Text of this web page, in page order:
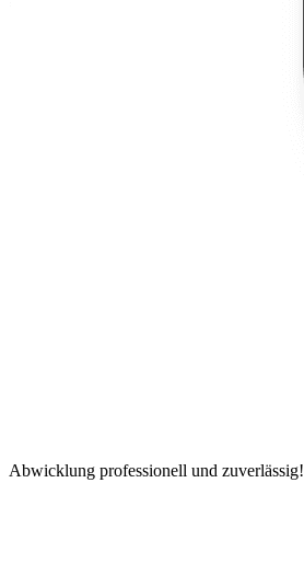
Abwicklung professionell und zuverlässig!